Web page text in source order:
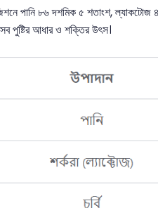
পানি ৮৬ দশমিক ৫ শতাংশ, ল্যাকটোজ
পুষ্টির আধার ও শক্তির উৎস।